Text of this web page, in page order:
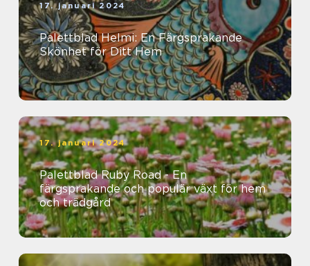
17. januari 2024
Palettblad Helmi: En Färgsprakande
Skönhet för Ditt Hem
17. januari 2024
Palettblad Ruby Road - En
färgsprakande och populär växt för hem
och trädgård